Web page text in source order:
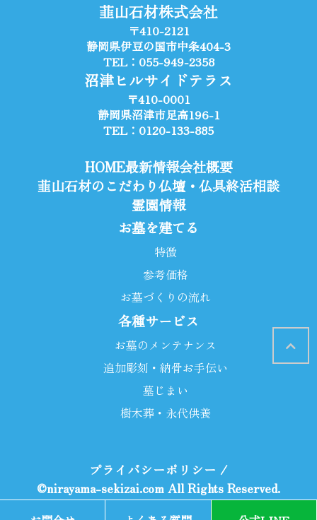
韮山石材株式会社
〒410-2121
静岡県伊豆の国市中条404-3
TEL：055-949-2358
沼津ヒルサイドテラス
〒410-0001
静岡県沼津市足高196-1
TEL：0120-133-885
HOME最新情報会社概要
韮山石材のこだわり仏壇・仏具終活相談
霊園情報
お墓を建てる
特徴
参考価格
お墓づくりの流れ
各種サービス
お墓のメンテナンス
追加彫刻・納骨お手伝い
墓じまい
樹木葬・永代供養
プライバシーポリシー /
©nirayama-sekizai.com All Rights Reserved.